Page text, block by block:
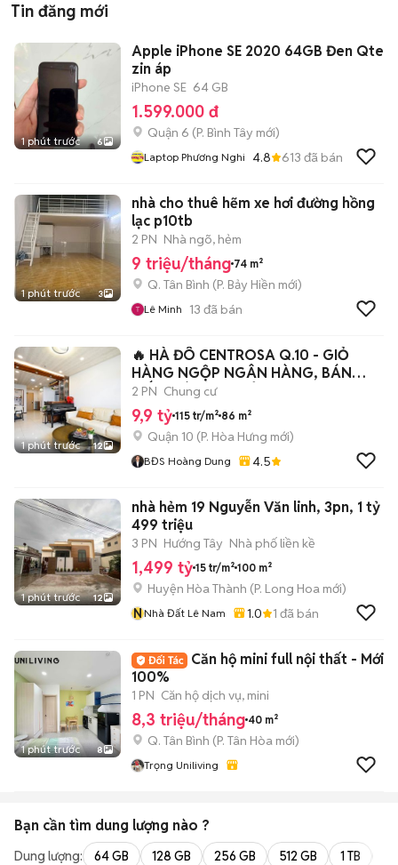
Tin đăng mới
1 phút trước 6
Apple iPhone SE 2020 64GB Đen Qte
zin áp
iPhone SE 64 GB
1.599.000 đ
Quận 6 (P. Bình Tây mới)
Laptop Phương Nghi 4.8 613 đã bán
1 phút trước 3
nhà cho thuê hẽm xe hơi đường hồng
lạc p10tb
2 PN Nhà ngõ, hẻm
9 triệu/tháng 74 m²
Q. Tân Bình (P. Bảy Hiền mới)
Lê Minh 13 đã bán
1 phút trước 12
🔥 HÀ ĐÔ CENTROSA Q.10 - GIỎ
HÀNG NGỘP NGÂN HÀNG, BÁN
GẤP GIÁ TỪ 9,9 TỶ
2 PN Chung cư
9,9 tỷ 115 tr/m² 86 m²
Quận 10 (P. Hòa Hưng mới)
BĐS Hoàng Dung 4.5
1 phút trước 12
nhà hẻm 19 Nguyễn Văn linh, 3pn, 1 tỷ
499 triệu
3 PN Hướng Tây Nhà phố liền kề
1,499 tỷ 15 tr/m² 100 m²
Huyện Hòa Thành (P. Long Hoa mới)
NNhà Đất Lê Nam 1.0 1 đã bán
1 phút trước 8
Căn hộ mini full nội thất - Mới
100%
1 PN Căn hộ dịch vụ, mini
8,3 triệu/tháng 40 m²
Q. Tân Bình (P. Tân Hòa mới)
Trọng Uniliving
Bạn cần tìm dung lượng nào ?
Dung lượng: 64 GB 128 GB 256 GB 512 GB 1 TB